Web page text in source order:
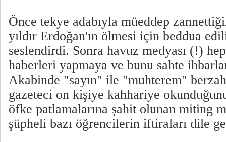
Önce tekye adabıyla müeddep
yıldır Erdoğan'ın ölmesi için beddua
seslendirdi. Sonra havuz medyası (!)
haberleri yapmaya ve bunu sahte
Akabinde "sayın" ile "muhterem"
gazeteci on kişiye kahhariye
öfke patlamalarına şahit olunan miting
şüpheli bazı öğrencilerin iftiraları dile